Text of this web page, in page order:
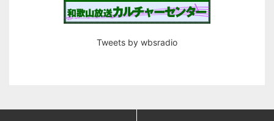
Tweets by wbsradio